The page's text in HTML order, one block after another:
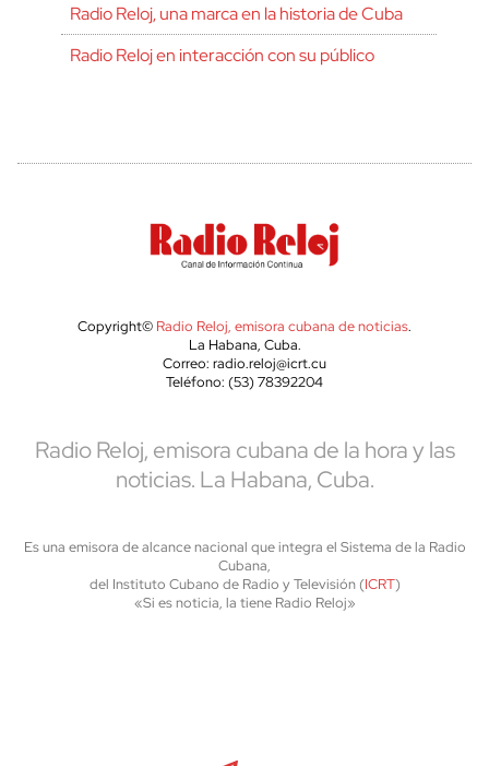
Radio Reloj, una marca en la historia de Cuba
Radio Reloj en interacción con su público
Copyright© Radio Reloj, emisora cubana de noticias.
La Habana, Cuba.
Correo: radio.reloj@icrt.cu
Teléfono: (53) 78392204
Radio Reloj, emisora cubana de la hora y las
noticias. La Habana, Cuba.
Es una emisora de alcance nacional que integra el Sistema de la Radio
Cubana,
del Instituto Cubano de Radio y Televisión (ICRT)
«Si es noticia, la tiene Radio Reloj»